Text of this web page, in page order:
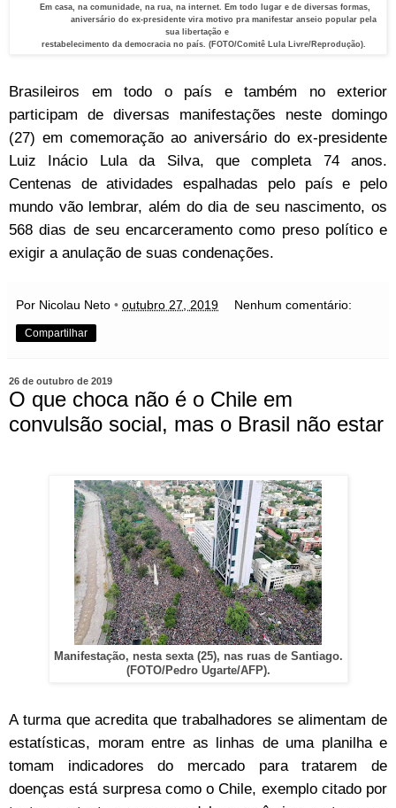
Em casa, na comunidade, na rua, na internet. Em todo lugar e de diversas formas,
aniversário do ex-presidente vira motivo pra manifestar anseio popular pela
sua libertação e
restabelecimento da democracia no país. (FOTO/Comitê Lula Livre/Reprodução).
Brasileiros em todo o país e também no exterior
participam de diversas manifestações neste domingo
(27) em comemoração ao aniversário do ex-presidente
Luiz Inácio Lula da Silva, que completa 74 anos.
Centenas de atividades espalhadas pelo país e pelo
mundo vão lembrar, além do dia de seu nascimento, os
568 dias de seu encarceramento como preso político e
exigir a anulação de suas condenações.
Por Nicolau Neto • outubro 27, 2019 Nenhum comentário:
Compartilhar
26 de outubro de 2019
O que choca não é o Chile em
convulsão social, mas o Brasil não estar
Manifestação, nesta sexta (25), nas ruas de Santiago.
(FOTO/Pedro Ugarte/AFP).
A turma que acredita que trabalhadores se alimentam de
estatísticas, moram entre as linhas de uma planilha e
tomam indicadores do mercado para tratarem de
doenças está surpresa como o Chile, exemplo citado por